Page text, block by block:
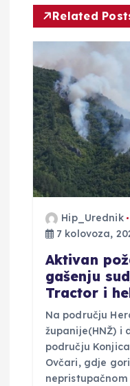
a
o
b
a
Related
Hip_Urednik
7 kolovoza,
Aktivan
gašenju
Tractor i
Na području
županije(HNŽ) i
području
Ovčari, gdje